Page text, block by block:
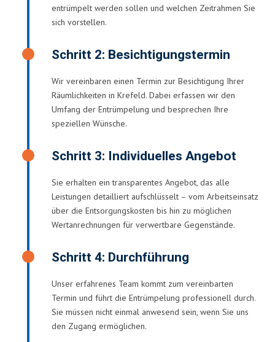
entrümpelt werden sollen und welchen Zeitrahmen Sie
sich vorstellen.
Schritt 2: Besichtigungstermin
Wir vereinbaren einen Termin zur Besichtigung Ihrer
Räumlichkeiten in Krefeld. Dabei erfassen wir den
Umfang der Entrümpelung und besprechen Ihre
speziellen Wünsche.
Schritt 3: Individuelles Angebot
Sie erhalten ein transparentes Angebot, das alle
Leistungen detailliert aufschlüsselt – vom Arbeitseinsatz
über die Entsorgungskosten bis hin zu möglichen
Wertanrechnungen für verwertbare Gegenstände.
Schritt 4: Durchführung
Unser erfahrenes Team kommt zum vereinbarten
Termin und führt die Entrümpelung professionell durch.
Sie müssen nicht einmal anwesend sein, wenn Sie uns
den Zugang ermöglichen.